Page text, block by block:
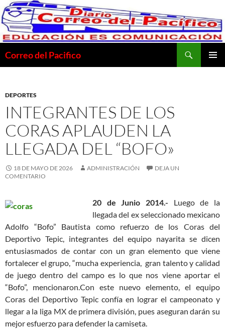
Saltar
al
contenido
Correo del Pacifico
DEPORTES
INTEGRANTES DE LOS
CORAS APLAUDEN LA
LLEGADA DEL “BOFO»
18 DE MAYO DE 2026 ADMINISTRACIÓN
DEJA UN
COMENTARIO
20 de Junio 2014.- Luego de la
llegada del ex seleccionado mexicano
Adolfo “Bofo” Bautista como refuerzo de los Coras del
Deportivo Tepic, integrantes del equipo nayarita se dicen
entusiasmados de contar con un gran elemento que viene
fortalecer el grupo, “mucha experiencia, gran talento y calidad
de juego dentro del campo es lo que nos viene aportar el
“Bofo”, mencionaron.Con este nuevo elemento, el equipo
Coras del Deportivo Tepic confía en lograr el campeonato y
llegar a la liga MX de primera división, pues aseguran darán su
mejor esfuerzo para defender la camiseta.